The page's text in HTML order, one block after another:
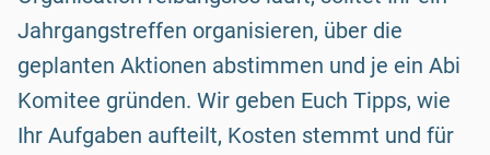
Jahrgangstreffen organisieren, über die
geplanten Aktionen abstimmen und je ein Abi
Komitee gründen. Wir geben Euch Tipps, wie
Ihr Aufgaben aufteilt, Kosten stemmt und für